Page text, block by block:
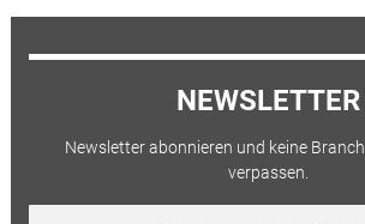
NEWSLETTER
Newsletter abonnieren und keine
verpassen.